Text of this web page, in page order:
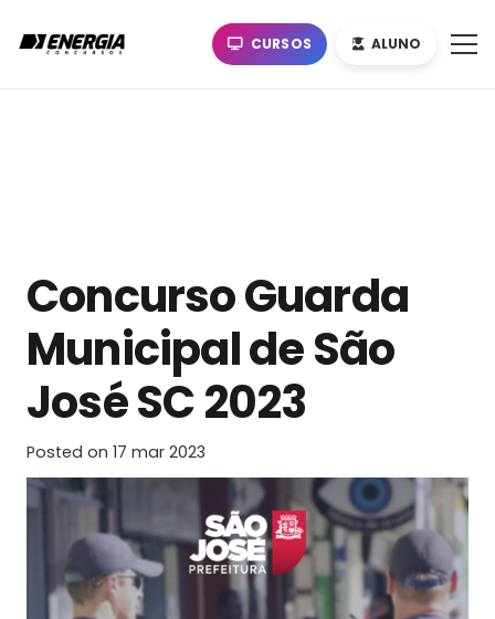
CURSOS ALUNO
Concurso Guarda
Municipal de São
José SC 2023
Posted on 17 mar 2023